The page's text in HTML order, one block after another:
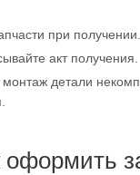
при получении.
акт получения.
детали
оформить